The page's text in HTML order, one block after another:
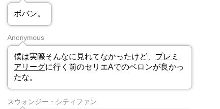
ボバン。
Anonymous
僕は実際そんなに見れてなかったけど、 プレミ
アリーグに行く前のセリエAでのベロンが良かっ
たな。
スウォンジー・シティファン